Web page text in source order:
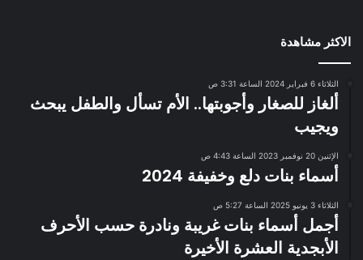
الاكثر مشاهدة
الثلاثاء 6 فبراير 2024 الساعة 3:31 ص
ألغاز للصغار وأجوبتها.. الأم تسأل والطفل يبحث
ويجيب
الإثنين 20 نوفمبر 2023 الساعة 4:43 ص
أسماء بنات دلع وخفيفة 2024
الثلاثاء 3 يونيو 2025 الساعة 5:27 ص
أجمل أسماء بنات غريبة ونادرة حسب الأحرف
الأبجدية العشرة الأخيرة